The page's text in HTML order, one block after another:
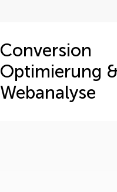
Conversion
Optimierung
Webanalyse